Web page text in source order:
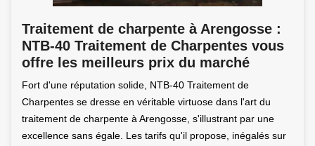
Traitement de charpente à Arengosse :
NTB-40 Traitement de Charpentes vous
offre les meilleurs prix du marché
Fort d'une réputation solide, NTB-40 Traitement de
Charpentes se dresse en véritable virtuose dans l'art du
traitement de charpente à Arengosse, s'illustrant par une
excellence sans égale. Les tarifs qu'il propose, inégalés sur